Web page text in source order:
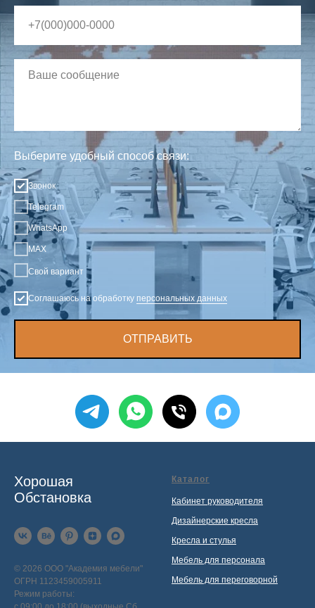
Выберите удобный способ связи:
Звонок
Telegram
WhatsApp
MAX
Свой вариант
Соглашаюсь на обработку персональных данных
ОТПРАВИТЬ
Хорошая
Обстановка
© 2026 ООО "Академия мебели"
ОГРН 1123459005911
Режим работы:
Каталог
Кабинет руководителя
Дизайнерские кресла
Кресла и стулья
Мебель для персонала
Мебель для переговорной